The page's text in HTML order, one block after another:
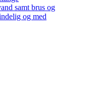
samt brus og
og med